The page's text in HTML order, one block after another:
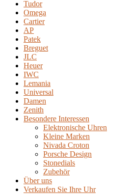
Tudor
Omega
Cartier
AP
Patek
Breguet
JLC
Heuer
IWC
Lemania
Universal
Damen
Zenith
Besondere Interessen
Elektronische Uhren
Kleine Marken
Nivada Croton
Porsche Design
Stonedials
Zubehör
Über uns
Verkaufen Sie Ihre Uhr